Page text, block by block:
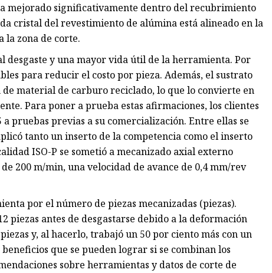
mejorado significativamente dentro del recubrimiento
cristal del revestimiento de alúmina está alineado en la
la zona de corte.
y una mayor vida útil de la herramienta. Por
para reducir el costo por pieza. Además, el sustrato
material de carburo reciclado, lo que lo convierte en
Para poner a prueba estas afirmaciones, los clientes
pruebas previas a su comercialización. Entre ellas se
tanto un inserto de la competencia como el inserto
ISO-P se sometió a mecanizado axial externo
200 m/min, una velocidad de avance de 0,4 mm/rev
por el número de piezas mecanizadas (piezas).
piezas antes de desgastarse debido a la deformación
y, al hacerlo, trabajó un 50 por ciento más con un
que se pueden lograr si se combinan los
sobre herramientas y datos de corte de